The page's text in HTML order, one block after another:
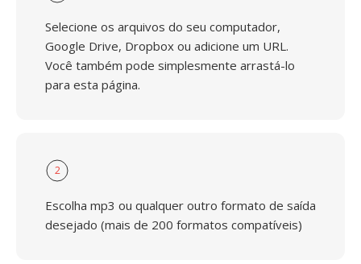
Selecione os arquivos do seu computador,
Google Drive, Dropbox ou adicione um URL.
Você também pode simplesmente arrastá-lo
para esta página.
2
Escolha mp3 ou qualquer outro formato de saída
desejado (mais de 200 formatos compatíveis)